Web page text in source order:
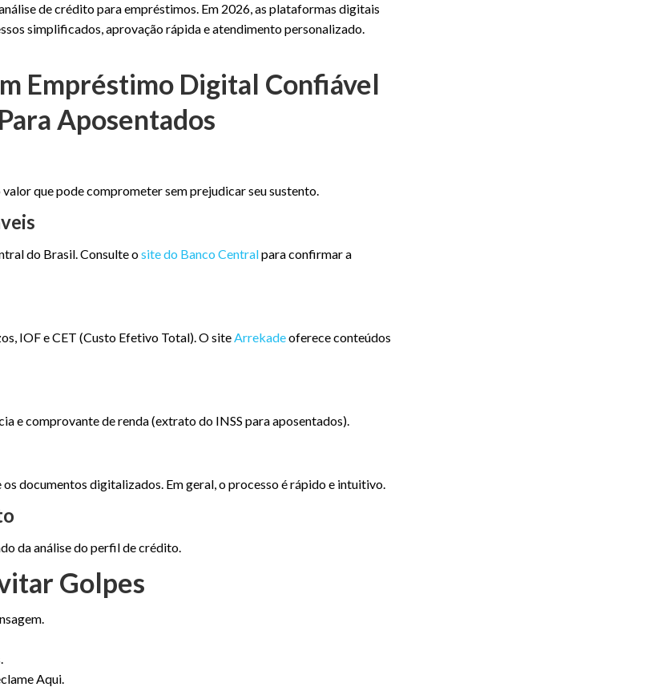
de crédito para empréstimos. Em 2026, as plataformas digitais
simplificados, aprovação rápida e atendimento personalizado.
Empréstimo Digital Confiável
Aposentados
que pode comprometer sem prejudicar seu sustento.
do Brasil. Consulte osite do Banco Centralpara confirmar a
IOF e CET (Custo Efetivo Total). O siteArrekadeoferece conteúdos
e comprovante de renda (extrato do INSS para aposentados).
documentos digitalizados. Em geral, o processo é rápido e intuitivo.
da análise do perfil de crédito.
Golpes
Aqui.